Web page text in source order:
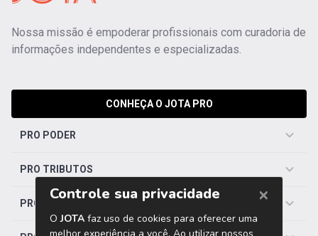
Nossa missão é empoderar profissionais com curadoria de
informações independentes e especializadas.
CONHEÇA O JOTA PRO
PRO PODER
PRO TRIBUTOS
PRO TRABALHISTA